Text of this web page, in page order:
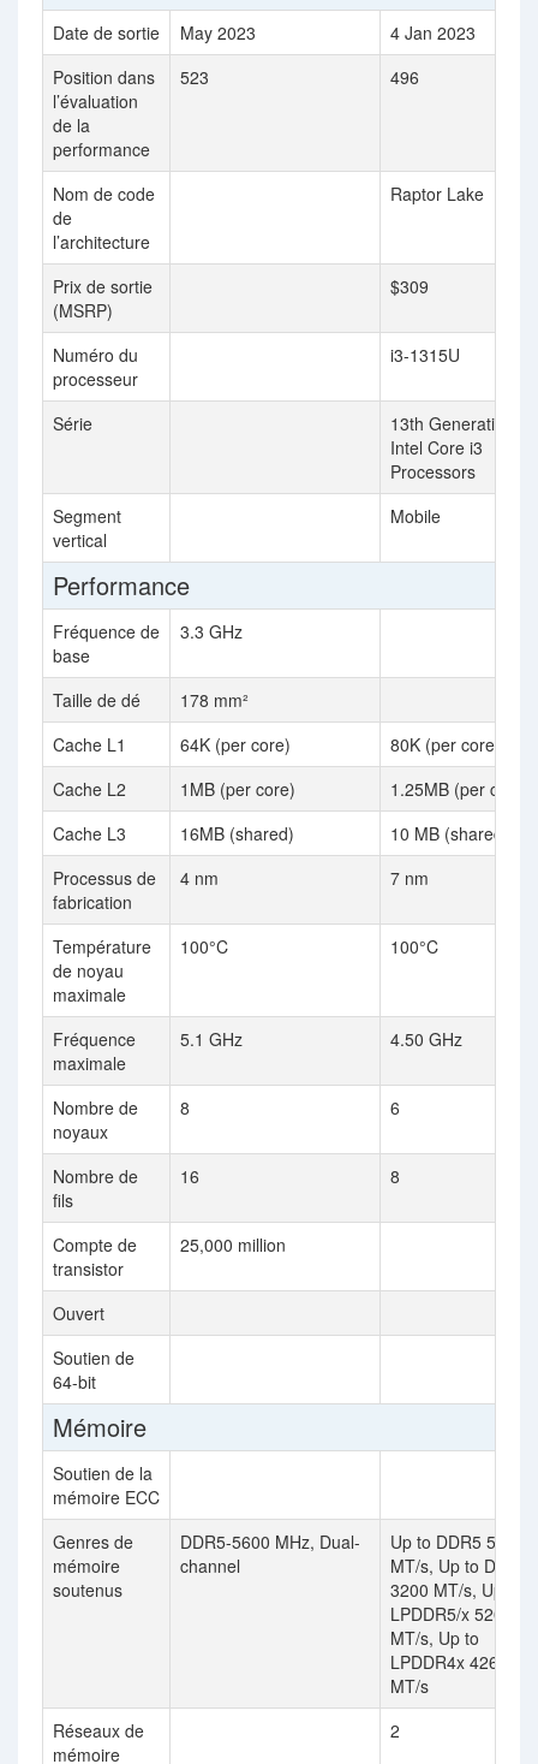
Date de sortie May 2023
4 Jan 2023
Position dans
l’évaluation
de la
performance
523 496
Nom de code
de
l’architecture
Raptor Lake
Prix de sortie
(MSRP)
$309
Numéro du
processeur
i3-1315U
Série
13th Generation
Intel Core i3
Processors
Segment
vertical
Mobile
Performance
Fréquence de
base
3.3 GHz
Taille de dé
178 mm²
Cache L1
64K (per core)
80K (per core)
Cache L2
1MB (per core)
1.25MB (per core)
Cache L3
16MB (shared)
10 MB (shared)
Processus de
fabrication
4 nm 7 nm
Température
de noyau
maximale
100°C 100°C
Fréquence
maximale
5.1 GHz 4.50 GHz
Nombre de
noyaux
8 6
Nombre de
fils
16 8
Compte de
transistor
25,000 million
Ouvert
Soutien de
64-bit
Mémoire
Soutien de la
mémoire ECC
Genres de
mémoire
soutenus
DDR5-5600 MHz, Dual-
channel
Up to DDR5 5200
MT/s, Up to DDR4
3200 MT/s, Up to
LPDDR5/x 5200
MT/s, Up to
LPDDR4x 4267
MT/s
Réseaux de
mémoire
2